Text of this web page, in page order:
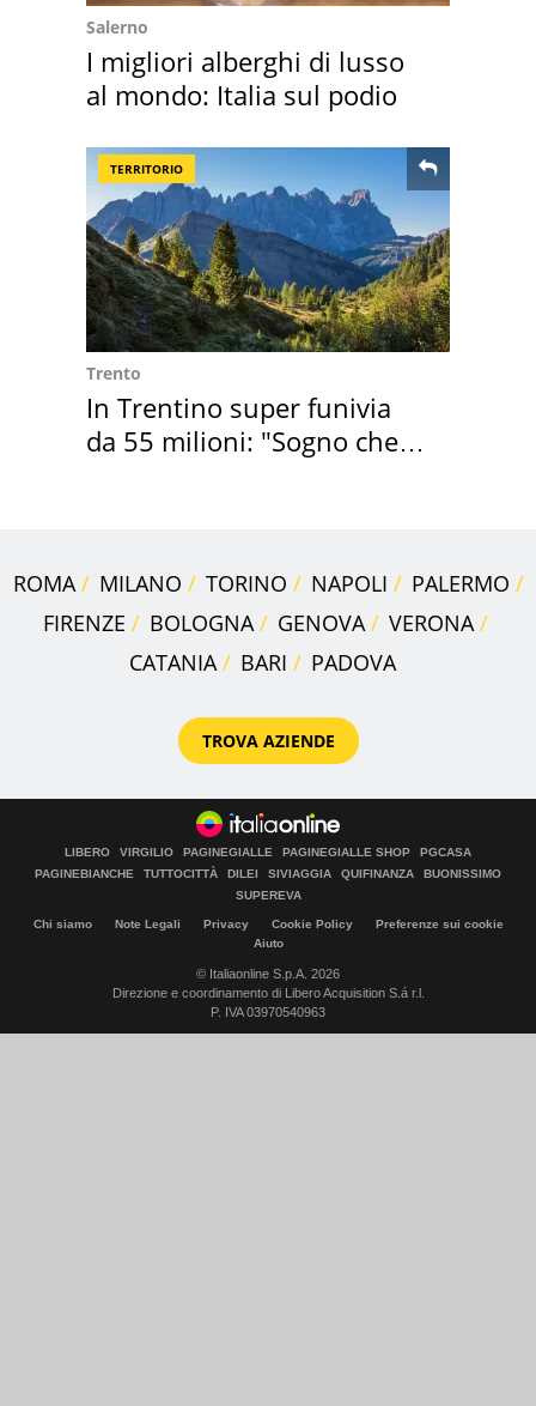
Salerno
I migliori alberghi di lusso
al mondo: Italia sul podio
TERRITORIO
Trento
In Trentino super funivia
da 55 milioni: "Sogno che si
ROMA MILANO TORINO NAPOLI
PALERMO
FIRENZE
BOLOGNA GENOVA
VERONA
CATANIA
BARI PADOVA
TROVA AZIENDE
LIBERO VIRGILIO PAGINEGIALLE PAGINEGIALLE SHOP
PGCASA
PAGINEBIANCHE
TUTTOCITTÀ DILEI SIVIAGGIA QUIFINANZA
BUONISSIMO
SUPEREVA
Chi siamo Note Legali Privacy Cookie Policy
Preferenze sui cookie
Aiuto
© Italiaonline S.p.A. 2026
Direzione e coordinamento di Libero Acquisition S.á r.l.
P. IVA 03970540963